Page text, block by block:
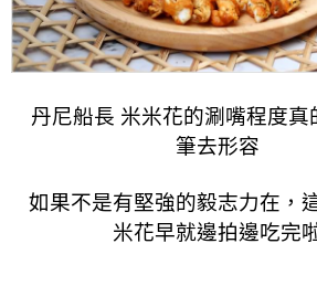
丹尼船長 米米花的涮嘴程度真
筆去形容
如果不是有堅強的毅志力在，
米花早就邊拍邊吃完